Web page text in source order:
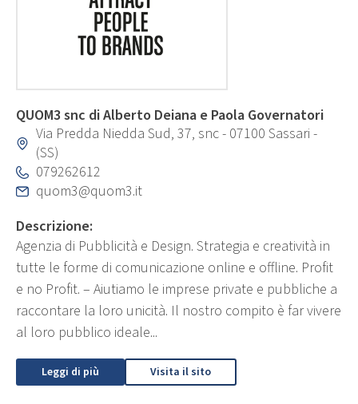
QUOM3 snc di Alberto Deiana e Paola Governatori
Via Predda Niedda Sud, 37, snc - 07100 Sassari -
(SS)
079262612
quom3@quom3.it
Descrizione:
Agenzia di Pubblicità e Design. Strategia e creatività in
tutte le forme di comunicazione online e offline. Profit
e no Profit. – Aiutiamo le imprese private e pubbliche a
raccontare la loro unicità. Il nostro compito è far vivere
al loro pubblico ideale...
Leggi di più Visita il sito